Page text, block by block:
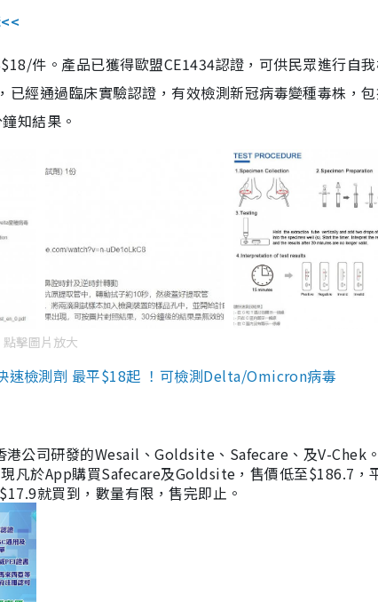
件。產品已獲得歐盟CE1434認證，可供民眾進行自
經通過臨床實驗認證，有效檢測新冠病毒變種毒株，
知結果。
點擊圖片放大
速檢測劑 最平$18起 ！可檢測Delta/Omicron病毒
公司研發的Wesail、Goldsite、Safecare、及V-Chek
凡於App購買Safecare及Goldsite，售價低至$186.7，
就買到，數量有限，售完即止。